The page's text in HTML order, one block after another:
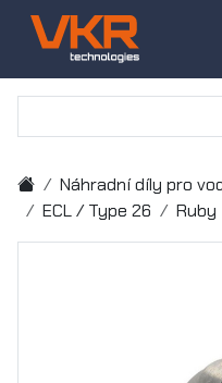
Náhradní díly pro
ECL / Type 26
Ruby